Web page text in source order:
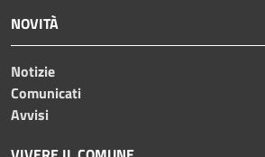
NOVITÀ
Notizie
Comunicati
Avvisi